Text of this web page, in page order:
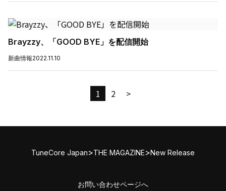
Brayzzy、「GOOD BYE」を配信開始
新曲情報2022.11.10
1 2 >
TuneCore Japan>THE MAGAZINE>New Release
お問い合わせページへ